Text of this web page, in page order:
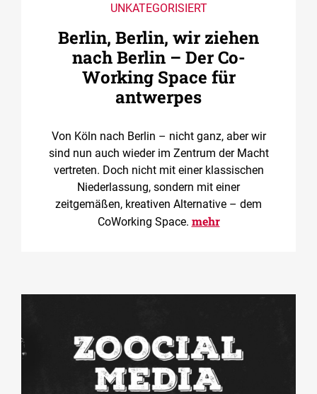
UNKATEGORISIERT
Berlin, Berlin, wir ziehen
nach Berlin – Der Co­
Working Space für
antwerpes
Von Köln nach Berlin – nicht ganz, aber wir
sind nun auch wieder im Zentrum der Macht
vertreten. Doch nicht mit einer klassischen
Niederlassung, sondern mit einer
zeitgemäßen, kreativen Alternative – dem
CoWorking Space. mehr